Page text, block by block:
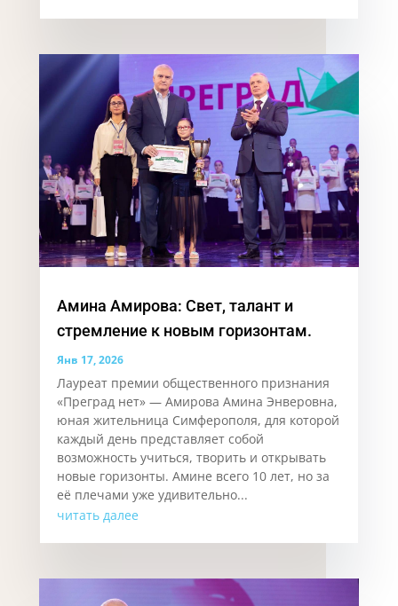
Амина Амирова: Свет, талант и
стремление к новым горизонтам.
Янв 17, 2026
Лауреат премии общественного признания
«Преград нет» — Амирова Амина Энверовна,
юная жительница Симферополя, для которой
каждый день представляет собой
возможность учиться, творить и открывать
новые горизонты. Аминe всего 10 лет, но за
её плечами уже удивительно...
читать далее